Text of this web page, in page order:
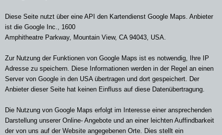
Diese Seite nutzt über eine API den Kartendienst Google Maps. Anbieter
ist die Google Inc., 1600
Amphitheatre Parkway, Mountain View, CA 94043, USA.
Zur Nutzung der Funktionen von Google Maps ist es notwendig, Ihre IP
Adresse zu speichern. Diese Informationen werden in der Regel an einen
Server von Google in den USA übertragen und dort gespeichert. Der
Anbieter dieser Seite hat keinen Einfluss auf diese Datenübertragung.
Die Nutzung von Google Maps erfolgt im Interesse einer ansprechenden
Darstellung unserer Online- Angebote und an einer leichten Auffindbarkeit
der von uns auf der Website angegebenen Orte. Dies stellt ein